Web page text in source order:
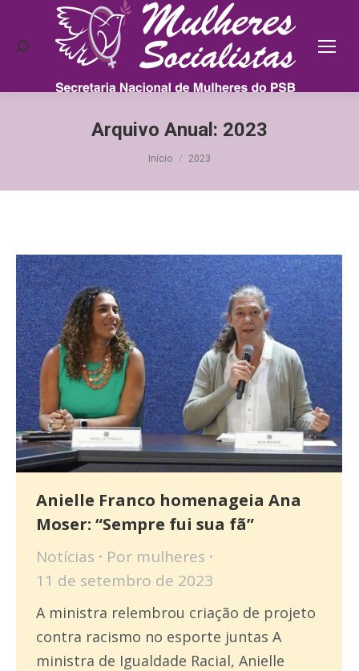
Search:
Arquivo Anual: 2023
Você está aqui:
Início 2023
Anielle Franco homenageia Ana
Moser: “Sempre fui sua fã”
Notícias Por mulheres
11 de setembro de 2023
A ministra relembrou criação de projeto
contra racismo no esporte juntas A
ministra de Igualdade Racial, Anielle